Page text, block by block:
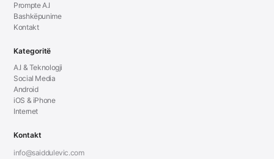
Prompte A.I
Bashkëpunime
Kontakt
Kategoritë
A.I & Teknologji
Social Media
Android
iOS & iPhone
Internet
Kontakt
info@saiddulevic.com